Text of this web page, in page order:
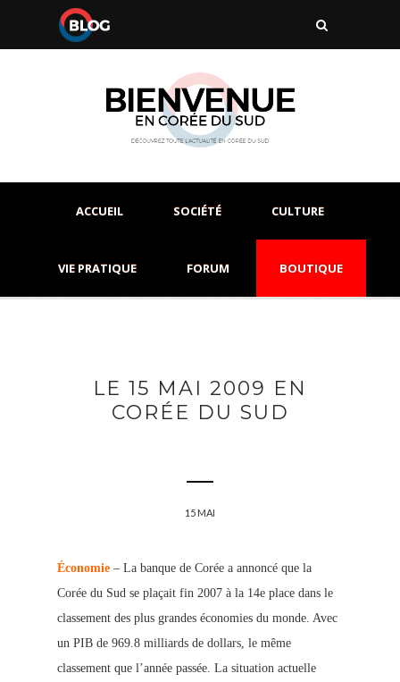
ACCUEIL SOCIÉTÉ CULTURE
VIE PRATIQUE FORUM BOUTIQUE
LE 15 MAI 2009 EN
CORÉE DU SUD
15 MAI
Économie – La banque de Corée a annoncé que la
Corée du Sud se plaçait fin 2007 à la 14e place dans le
classement des plus grandes économies du monde. Avec
un PIB de 969.8 milliards de dollars, le même
classement que l’année passée. La situation actuelle